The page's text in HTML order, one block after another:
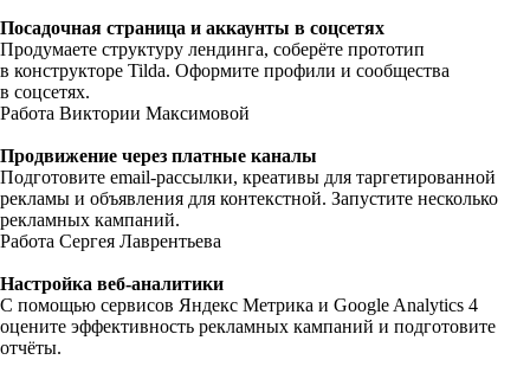
Посадочная страница и аккаунты в соцсетях
Продумаете структуру лендинга, соберёте прототип
в конструкторе Tilda. Оформите профили и сообщества
в соцсетях.
Работа Виктории Максимовой
Продвижение через платные каналы
Подготовите email-рассылки, креативы для таргетированной
рекламы и объявления для контекстной. Запустите несколько
рекламных кампаний.
Работа Сергея Лаврентьева
Настройка веб-аналитики
С помощью сервисов Яндекс Метрика и Google Analytics 4
оцените эффективность рекламных кампаний и подготовите
отчёты.